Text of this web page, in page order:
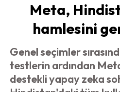
Meta,
hamlesini
Genel seçimler
testlerin ardından
destekli yapay zeka